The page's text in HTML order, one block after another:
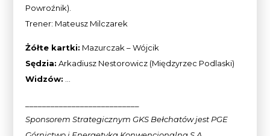
Powroźnik).
Trener: Mateusz Milczarek
Żółte kartki: Mazurczak – Wójcik
Sędzia: Arkadiusz Nestorowicz (Międzyrzec Podlaski)
Widzów: …
Sponsorem Strategicznym GKS Bełchatów jest PGE